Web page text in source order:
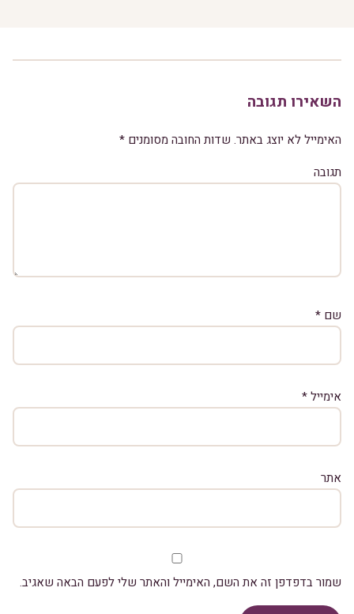
השאירו תגובה
האימייל לא יוצג באתר. שדות החובה מסומנים *
תגובה
שם *
אימייל*
אתר
שמור בדפדפן זה את השם, האימייל והאתר שלי לפעם הבאה שאגיב.